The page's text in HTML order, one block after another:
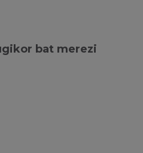
bat merezi